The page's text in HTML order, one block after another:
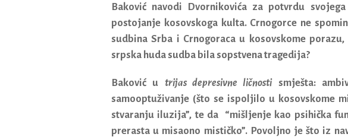
Baković navodi Dvornikovića za potvrdu
postojanje kosovskoga kulta. Crnogorce ne
sudbina Srba i Crnogoraca u kosovskome
srpska huda sudba bila sopstvena tragedija?
Baković u trijas depresivne ličnostismješta:
samooptuživanje (što se ispoljilo u kosovskome
stvaranju iluzija”, te da “mišljenje kao psihička
prerasta u misaono mističko”. Povoljno je što iz